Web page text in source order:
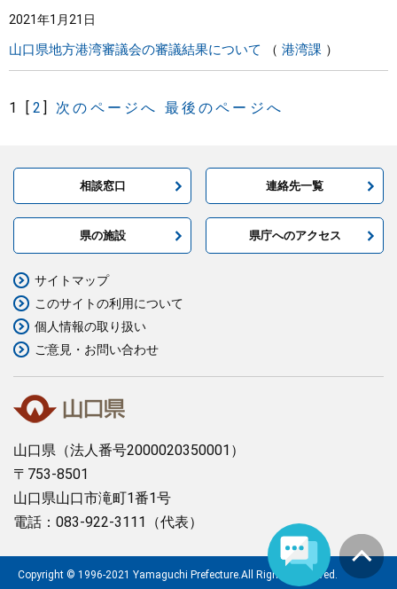
2021年1月21日
山口県地方港湾審議会の審議結果について 港湾課
1 [ 2 ] 次のページへ 最後のページへ
相談窓口 連絡先一覧
県の施設 県庁へのアクセス
山口県 （法人番号2000020350001）
〒753-8501
山口県山口市滝町1番1号
電話：083-922-3111（代表）
サイトマップ
このサイトの利用について
個人情報の取り扱い
ご意見・お問い合わせ
Copyright © 1996-2021 Yamaguchi Prefecture.All Rights Reserved.